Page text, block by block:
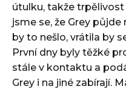
útulku, takže
jsme se, že Grey
by to nešlo, vrátila by
První dny byly těžké
stále v kontaktu a
Grey i na jiné zabírají.